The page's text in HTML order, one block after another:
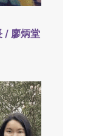
/ 廖炳堂